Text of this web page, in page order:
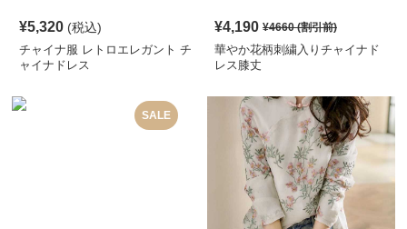
¥5,320 (税込)
チャイナ服 レトロエレガント チ
ャイナドレス
¥4,190 ¥4660(割引前)
華やか花柄刺繍入りチャイナド
レス膝丈
SALE